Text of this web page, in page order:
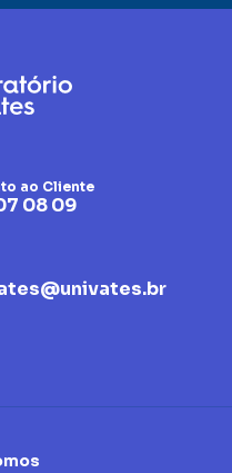
ao Cliente
08 09